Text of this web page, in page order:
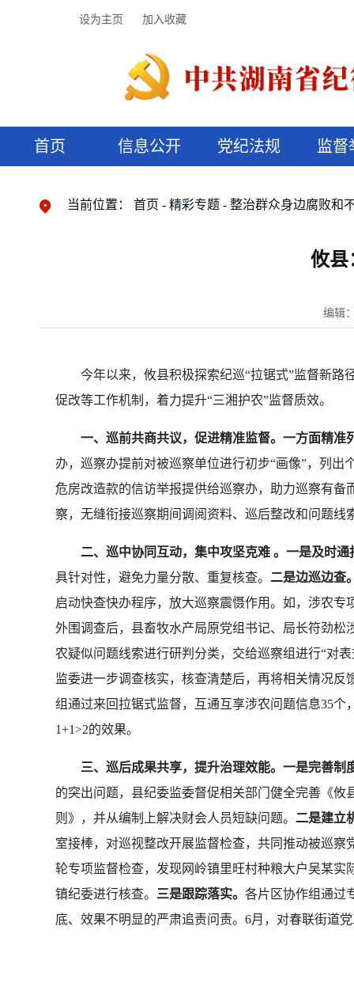
设为主页 加入收藏
首页 信息公开 党纪法规 监督
当前位置： 首页 精彩专题 整治群众身边腐败和
攸县
编辑
今年以来，攸县积极探索纪巡“拉锯式”监督新路
促改等工作机制，着力提升“三湘护农”监督质效。
一、巡前共商共议，促进精准监督。一方面精准
办，巡察办提前对被巡察单位进行初步“画像”，列
危房改造款的信访举报提供给巡察办，助力巡察有备
察，无缝衔接巡察期间调阅资料、巡后整改和问题
二、巡中协同互动，集中攻坚克难 。一是及时通
具针对性，避免力量分散、重复核查。 二是边巡边查
启动快查快办程序，放大巡察震慑作用。如，涉农
外围调查后，县畜牧水产局原党组书记、局长符劲
农疑似问题线索进行研判分类，交给巡察组进行“对
监委进一步调查核实，核查清楚后，再将相关情况
组通过来回拉锯式监督，互通互享涉农问题信息35
1+1>2的效果。
三、巡后成果共享，提升治理效能。一是完善制
的突出问题，县纪委监委督促相关部门健全完善《
则》，并从编制上解决财会人员短缺问题。 二是建立
室接棒，对巡视整改开展监督检查，共同推动被巡
轮专项监督检查，发现网岭镇里旺村种粮大户吴某
镇纪委进行核查。 三是跟踪落实。 各片区协作组通过
底、效果不明显的严肃追责问责。6月，对春联街道